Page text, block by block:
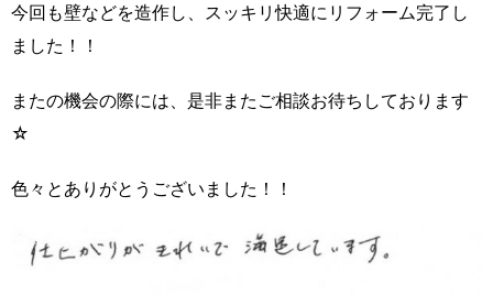
今回も壁などを造作し、スッキリ快適にリフォーム完了し
ました！！
またの機会の際には、是非またご相談お待ちしております
☆
色々とありがとうございました！！